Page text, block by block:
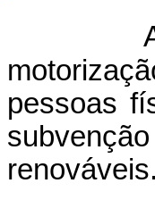
pessoas
renováveis.